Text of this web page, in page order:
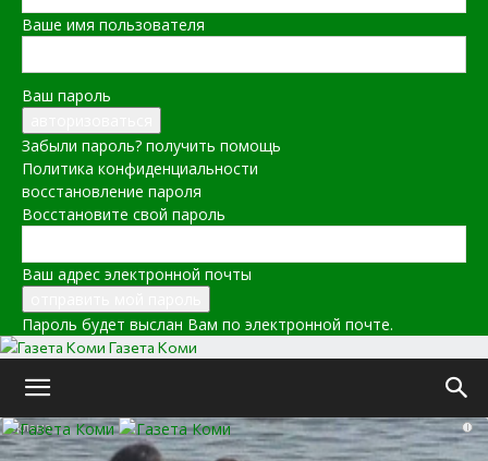
Ваше имя пользователя
Ваш пароль
Забыли пароль? получить помощь
Политика конфиденциальности
восстановление пароля
Восстановите свой пароль
Ваш адрес электронной почты
Пароль будет выслан Вам по электронной почте.
Газета Коми
i